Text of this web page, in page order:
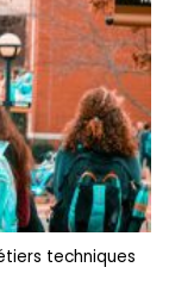
techniques